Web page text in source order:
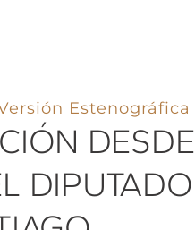
Estenográfica
DESDE
DIPUTADO